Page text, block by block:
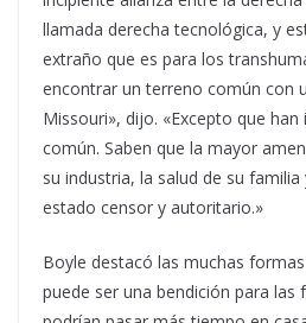
llamada derecha tecnológica, y
extraño que es para los
encontrar un terreno común con
Missouri», dijo. «Excepto que
común. Saben que la mayor
su industria, la salud de su
estado censor y autoritario.»
Boyle destacó las muchas
puede ser una bendición para las